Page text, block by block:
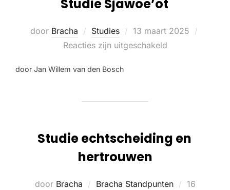
Studie Sjawoe’ot
door Bracha Studies
13 maart 2025
Reacties zijn uitgeschakeld
door Jan Willem van den Bosch
Studie echtscheiding en
hertrouwen
door Bracha Bracha Standpunten
16